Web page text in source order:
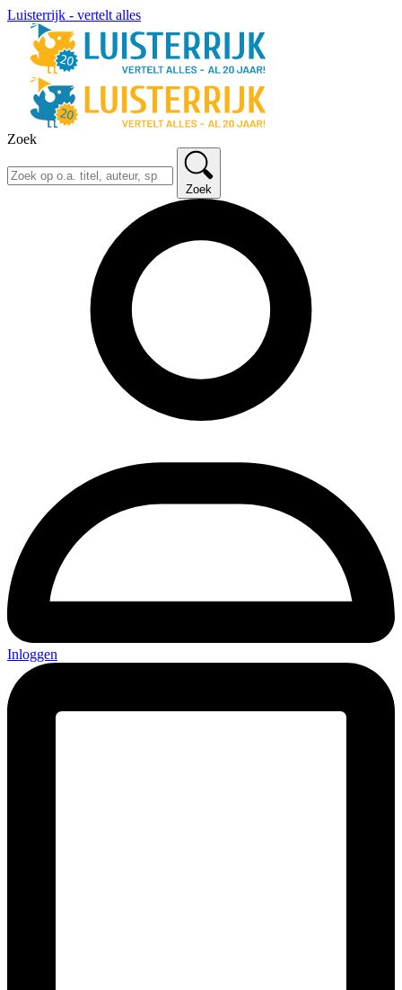
Luisterrijk - vertelt alles
Zoek
Zoek
Inloggen